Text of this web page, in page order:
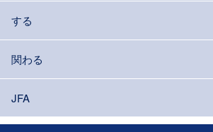
する
関わる
JFA